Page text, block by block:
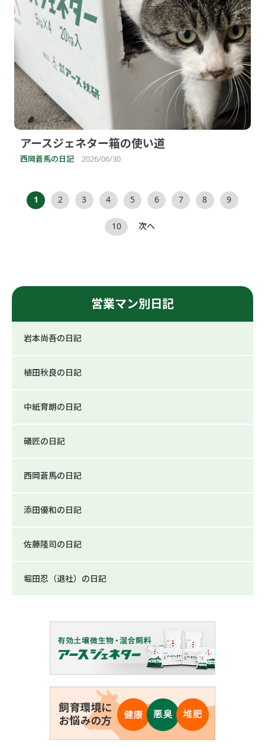
アースジェネター箱の使い道
西岡蒼馬の日記 2026/06/30
1 2 3 4 5 6 7 8 9
10 次へ
営業マン別日記
岩本尚吾の日記
植田秋良の日記
中紙育朗の日記
礒匠の日記
西岡蒼馬の日記
添田優和の日記
佐藤隆司の日記
堀田忍（退社）の日記